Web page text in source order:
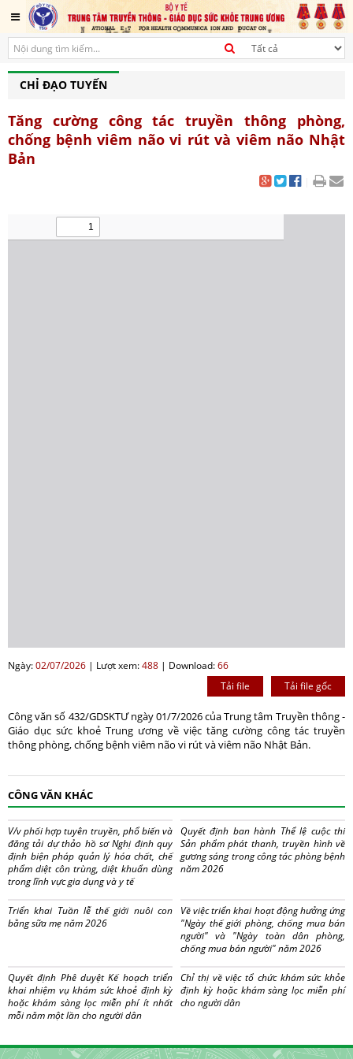
CHỈ ĐẠO TUYẾN
Tăng cường công tác truyền thông phòng,
chống bệnh viêm não vi rút và viêm não Nhật
Bản
Ngày:02/07/2026 | Lượt xem:488 | Download:66
Tải file gốc
Tải file
Công văn số 432/GDSKTƯ ngày 01/7/2026 của Trung tâm Truyền thông -
Giáo dục sức khoẻ Trung ương về việc tăng cường công tác truyền
thông phòng, chống bệnh viêm não vi rút và viêm não Nhật Bản.
CÔNG VĂN KHÁC
V/v phối hợp tuyên truyền, phổ biến và
đăng tải dự thảo hồ sơ Nghị định quy
định biện pháp quản lý hóa chất, chế
phẩm diệt côn trùng, diệt khuẩn dùng
trong lĩnh vực gia dụng và y tế
Quyết định ban hành Thể lệ cuộc thi
Sản phẩm phát thanh, truyền hình về
gương sáng trong công tác phòng bệnh
năm 2026
Triển khai Tuần lễ thế giới nuôi con
bằng sữa mẹ năm 2026
Về việc triển khai hoạt động hưởng ứng
"Ngày thế giới phòng, chống mua bán
người" và "Ngày toàn dân phòng,
chống mua bán người" năm 2026
Quyết định Phê duyệt Kế hoạch triển
khai nhiệm vụ khám sức khoẻ định kỳ
hoặc khám sàng lọc miễn phí ít nhất
mỗi năm một lần cho người dân
Chỉ thị về việc tổ chức khám sức khỏe
định kỳ hoặc khám sàng lọc miễn phí
cho người dân